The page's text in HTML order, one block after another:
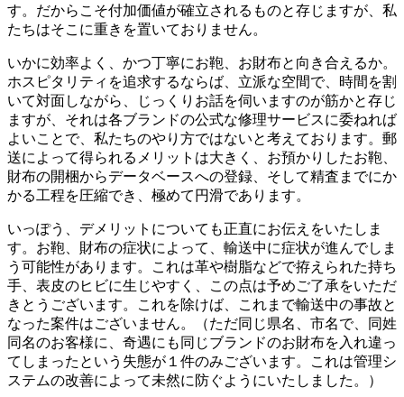
す。だからこそ付加価値が確立されるものと存じますが、私
たちはそこに重きを置いておりません。
いかに効率よく、かつ丁寧にお鞄、お財布と向き合えるか。
ホスピタリティを追求するならば、立派な空間で、時間を割
いて対面しながら、じっくりお話を伺いますのが筋かと存じ
ますが、それは各ブランドの公式な修理サービスに委ねれば
よいことで、私たちのやり方ではないと考えております。郵
送によって得られるメリットは大きく、お預かりしたお鞄、
財布の開梱からデータベースへの登録、そして精査までにか
かる工程を圧縮でき、極めて円滑であります。
いっぽう、デメリットについても正直にお伝えをいたしま
す。お鞄、財布の症状によって、輸送中に症状が進んでしま
う可能性があります。これは革や樹脂などで拵えられた持ち
手、表皮のヒビに生じやすく、この点は予めご了承をいただ
きとうございます。これを除けば、これまで輸送中の事故と
なった案件はございません。（ただ同じ県名、市名で、同姓
同名のお客様に、奇遇にも同じブランドのお財布を入れ違っ
てしまったという失態が１件のみございます。これは管理シ
ステムの改善によって未然に防ぐようにいたしました。）